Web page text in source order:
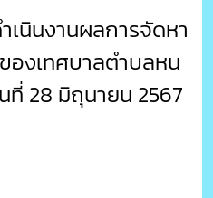
เนินงานผลการจัดหา
องเทศบาลตำบลหน
28 มิถุนายน 2567